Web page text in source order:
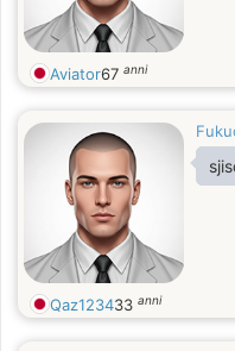
Aviator67 anni
Qaz123433 anni